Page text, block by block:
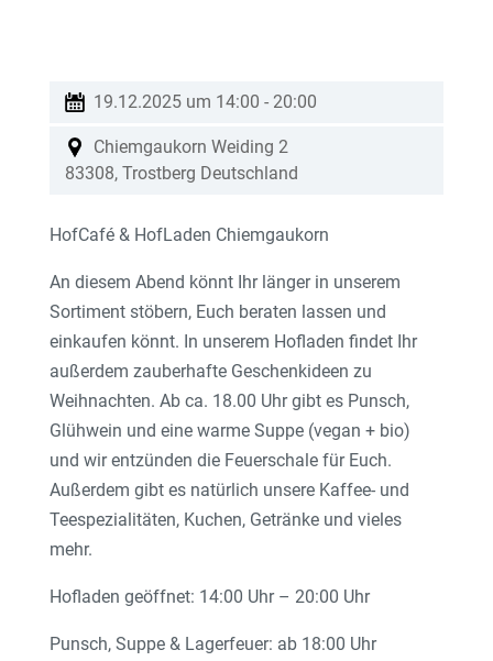
19.12.2025 um 14:00 - 20:00
Chiemgaukorn Weiding 2
83308, Trostberg Deutschland
HofCafé & HofLaden Chiemgaukorn
An diesem Abend könnt Ihr länger in unserem
Sortiment stöbern, Euch beraten lassen und
einkaufen könnt. In unserem Hofladen findet Ihr
außerdem zauberhafte Geschenkideen zu
Weihnachten. Ab ca. 18.00 Uhr gibt es Punsch,
Glühwein und eine warme Suppe (vegan + bio)
und wir entzünden die Feuerschale für Euch.
Außerdem gibt es natürlich unsere Kaffee- und
Teespezialitäten, Kuchen, Getränke und vieles
mehr.
Hofladen geöffnet: 14:00 Uhr – 20:00 Uhr
Punsch, Suppe & Lagerfeuer: ab 18:00 Uhr